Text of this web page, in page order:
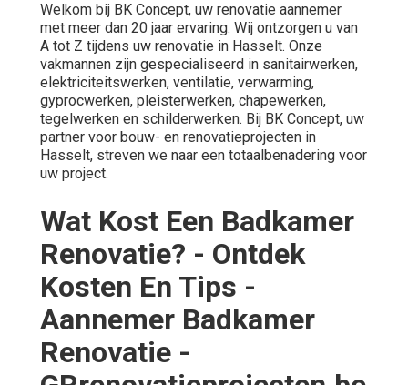
Welkom bij BK Concept, uw renovatie aannemer
met meer dan 20 jaar ervaring. Wij ontzorgen u van
A tot Z tijdens uw renovatie in Hasselt. Onze
vakmannen zijn gespecialiseerd in sanitairwerken,
elektriciteitswerken, ventilatie, verwarming,
gyprocwerken, pleisterwerken, chapewerken,
tegelwerken en schilderwerken. Bij BK Concept, uw
partner voor bouw- en renovatieprojecten in
Hasselt, streven we naar een totaalbenadering voor
uw project.
Wat Kost Een Badkamer
Renovatie? - Ontdek
Kosten En Tips -
Aannemer Badkamer
Renovatie -